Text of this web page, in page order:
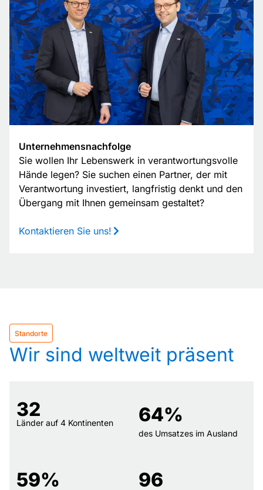
Unternehmensnachfolge
Sie wollen Ihr Lebenswerk in verantwortungsvolle
Hände legen? Sie suchen einen Partner, der mit
Verantwortung investiert, langfristig denkt und den
Übergang mit Ihnen gemeinsam gestaltet?
Kontaktieren Sie uns!
Standorte
Wir sind weltweit präsent
32
Länder auf 4 Kontinenten 64%
des Umsatzes im Ausland
59% 96